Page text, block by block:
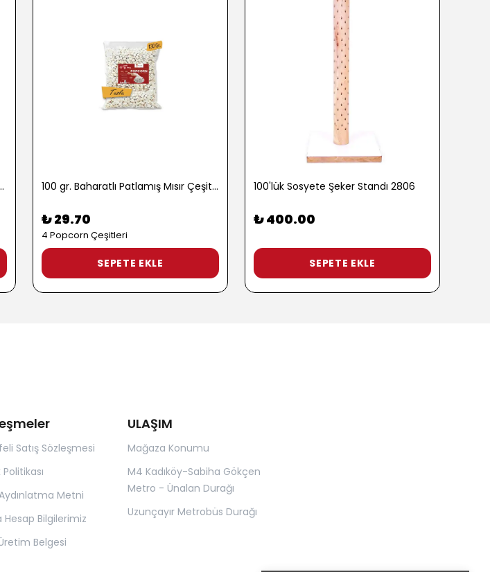
Çeşitleri - 2722 100 gr. Baharatlı Patlamış Mısır Çeşitleri - 2762-3
₺ 29.70
4 Popcorn Çeşitleri
SEPETE EKLE
100'lük Sosyete Şeker Standı 2806
₺ 400.00
SEPETE EKLE
Satış Sözleşmesi
Politikası
Aydınlatma Metni
Hesap Bilgilerimiz
Belgesi
ULAŞIM
Mağaza Konumu
M4 Kadıköy-Sabiha Gökçen
Metro - Ünalan Durağı
Uzunçayır Metrobüs Durağı